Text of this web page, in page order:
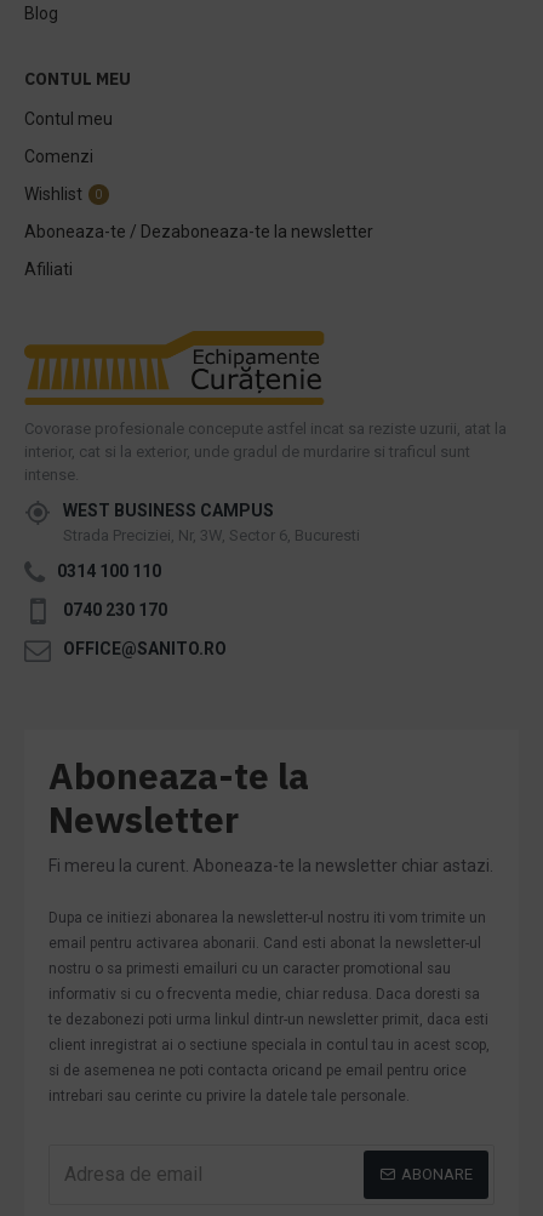
Blog
CONTUL MEU
Contul meu
Comenzi
Wishlist
0
Aboneaza-te / Dezaboneaza-te la newsletter
Afiliati
Covorase profesionale concepute astfel incat sa reziste uzurii, atat la
interior, cat si la exterior, unde gradul de murdarire si traficul sunt
intense.
WEST BUSINESS CAMPUS
Strada Preciziei, Nr, 3W, Sector 6, Bucuresti
0314 100 110
0740 230 170
OFFICE@SANITO.RO
Aboneaza-te la
Newsletter
Fi mereu la curent. Aboneaza-te la newsletter chiar astazi.
Dupa ce initiezi abonarea la newsletter-ul nostru iti vom trimite un
email pentru activarea abonarii. Cand esti abonat la newsletter-ul
nostru o sa primesti emailuri cu un caracter promotional sau
informativ si cu o frecventa medie, chiar redusa. Daca doresti sa
te dezabonezi poti urma linkul dintr-un newsletter primit, daca esti
client inregistrat ai o sectiune speciala in contul tau in acest scop,
si de asemenea ne poti contacta oricand pe email pentru orice
intrebari sau cerinte cu privire la datele tale personale.
ABONARE